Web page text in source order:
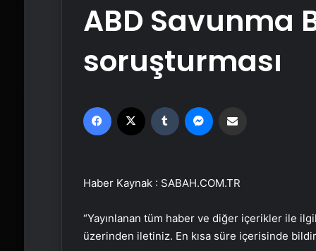
ABD Savunma
soruşturması
Facebook Tumblr
Haber Kaynak : SABAH.COM.TR
“Yayınlanan tüm haber ve diğer içerikler ile
üzerinden iletiniz. En kısa süre içerisinde